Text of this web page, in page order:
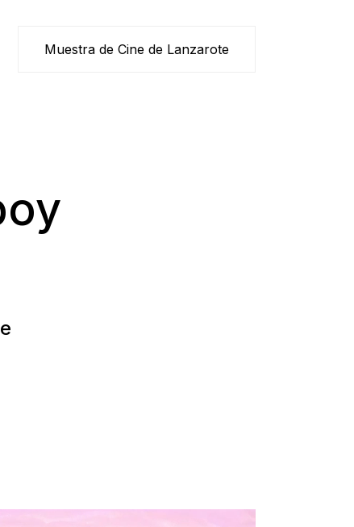
Muestra de Cine de Lanzarote